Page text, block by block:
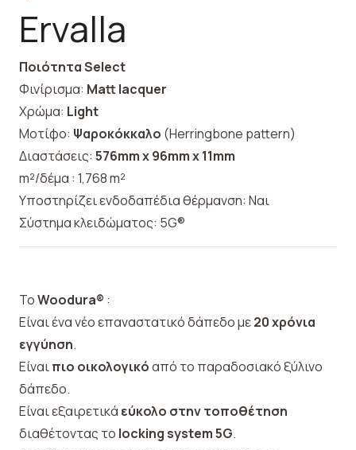
Ervalla
Ποιότητα Select
Φινίρισμα: Matt lacquer
Χρώμα: Light
Μοτίφο: Ψαροκόκκαλο (Herringbone pattern)
Διαστάσεις: 576mm x 96mm x 11mm
m²/δέμα : 1,768 m²
Υποστηρίζει ενδοδαπέδια θέρμανση: Ναι
Σύστημα κλειδώματος: 5G®
ΤοWoodura® :
Είναι ένα νέο επαναστατικό δάπεδο με20 χρόνια
εγγύηση.
Είναιπιο οικολογικόαπό το παραδοσιακό ξύλινο
δάπεδο.
Είναι εξαιρετικά εύκολο στην τοποθέτηση
διαθέτοντας το locking system 5G.